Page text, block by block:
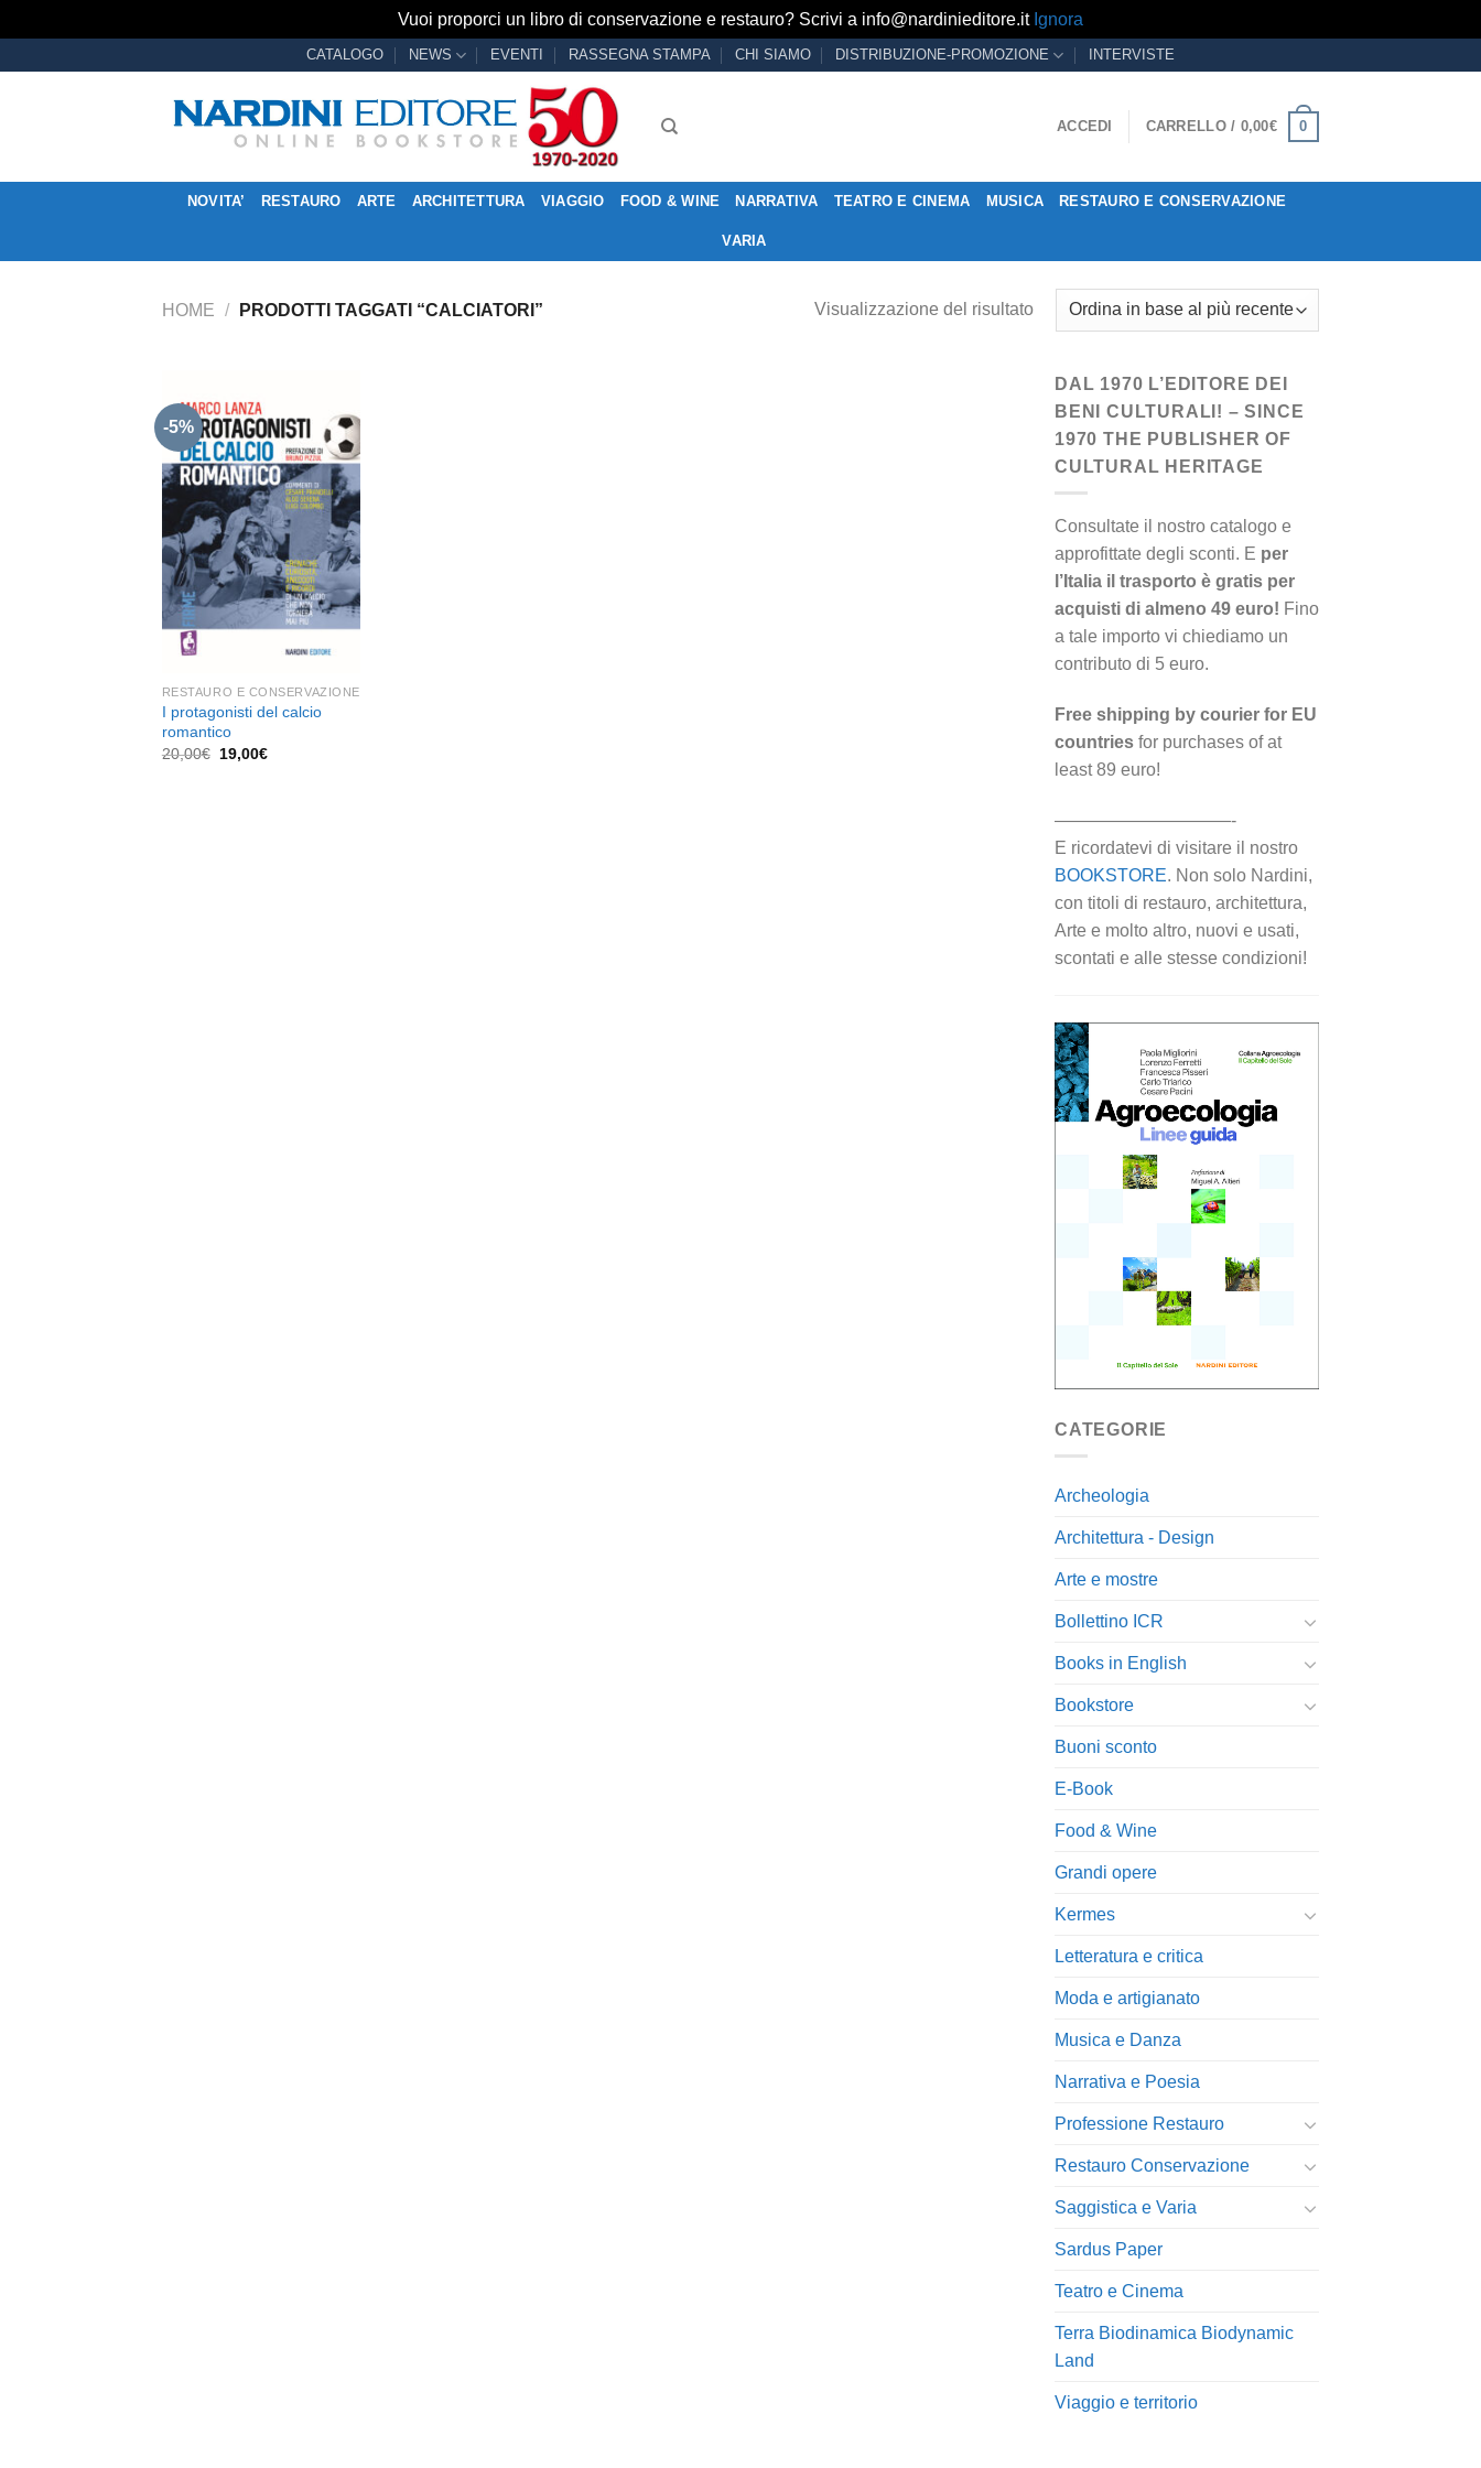
Vuoi proporci un libro di conservazione e restauro? Scrivi a info@nardinieditore.it Ignora
CATALOGO NEWS EVENTI RASSEGNA STAMPA CHI SIAMO DISTRIBUZIONE-PROMOZIONE INTERVISTE
ACCEDI CARRELLO / 0,00€ 0
NOVITA’ RESTAURO ARTE ARCHITETTURA VIAGGIO FOOD & WINE NARRATIVA TEATRO E CINEMA MUSICA RESTAURO E CONSERVAZIONE
VARIA
HOME / PRODOTTI TAGGATI “CALCIATORI” Visualizzazione del risultato
-5%
Aggiungi
alla lista
dei
desideri
RESTAURO E CONSERVAZIONE
I protagonisti del calcio
romantico
20,00€ Il
19,00€Il
DAL 1970 L’EDITORE DEI
BENI CULTURALI! – SINCE
1970 THE PUBLISHER OF
CULTURAL HERITAGE
Consultate il nostro catalogo e
approfittate degli sconti. E per
l’Italia il trasporto è gratis per
acquisti di almeno 49 euro! Fino
a tale importo vi chiediamo un
contributo di 5 euro.
Free shipping by courier for EU
countries for purchases of at
least 89 euro!
——————————-
E ricordatevi di visitare il nostro
BOOKSTORE. Non solo Nardini,
con titoli di restauro, architettura,
Arte e molto altro, nuovi e usati,
scontati e alle stesse condizioni!
CATEGORIE
Archeologia
Architettura - Design
Arte e mostre
Bollettino ICR
Books in English
Bookstore
Buoni sconto
E-Book
Food & Wine
Grandi opere
Kermes
Letteratura e critica
Moda e artigianato
Musica e Danza
Narrativa e Poesia
Professione Restauro
Restauro Conservazione
Saggistica e Varia
Sardus Paper
Teatro e Cinema
Terra Biodinamica Biodynamic
Land
Viaggio e territorio